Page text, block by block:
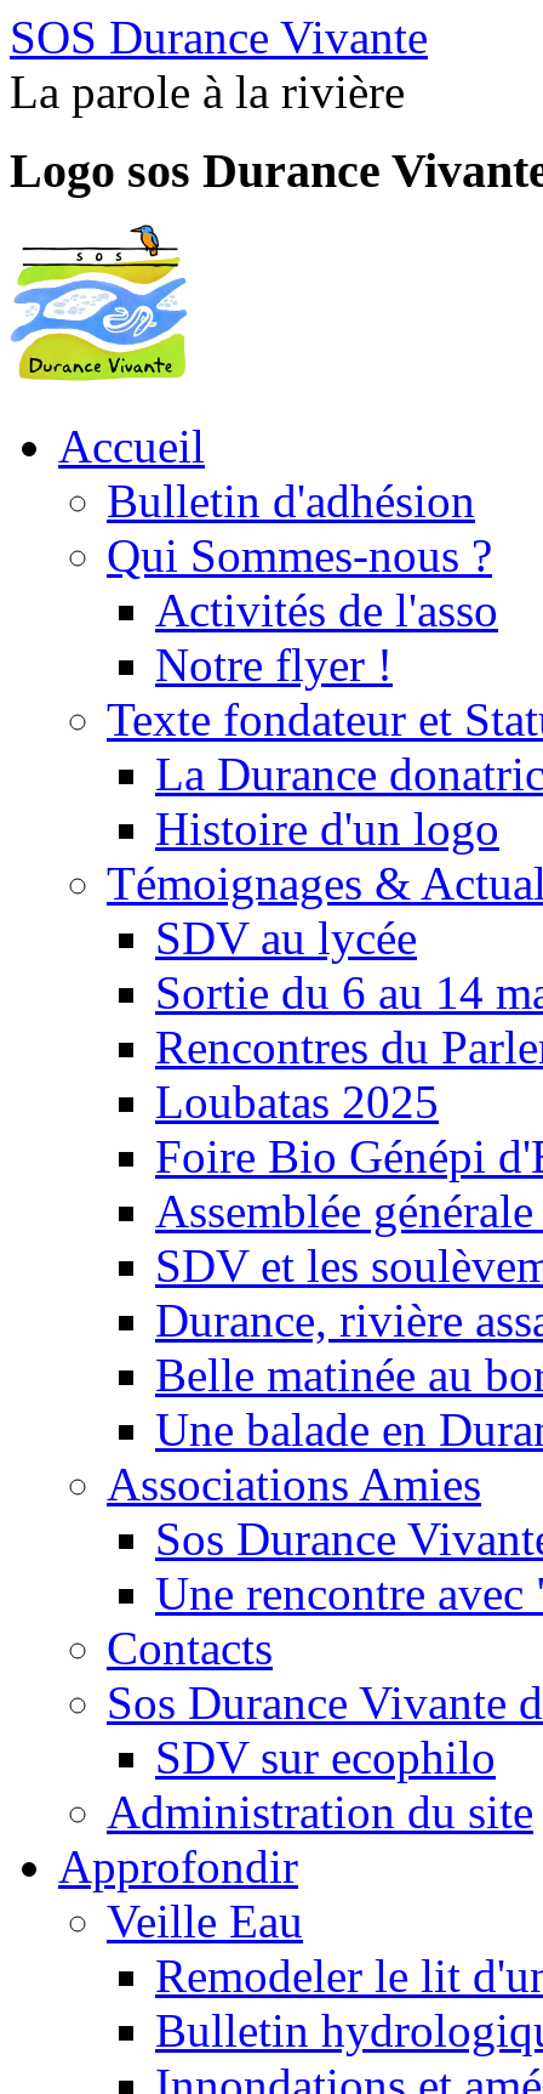
SOS Durance Vivante
La parole à la rivière
Logo sos Durance
Accueil
Bulletin d'adhésion
Qui Sommes-nous ?
Activités de l'asso
Notre flyer !
Texte fondateur et
La Durance
Histoire d'un logo
Témoignages &
SDV au lycée
Sortie du 6 au 14
Rencontres du
Loubatas 2025
Foire Bio Génépi
Assemblée
SDV et les
Durance, rivière
Belle matinée au
Une balade en
Associations Amies
Sos Durance
Une rencontre
Contacts
Sos Durance Vivante
SDV sur ecophilo
Administration du site
Approfondir
Veille Eau
Remodeler le lit
Bulletin